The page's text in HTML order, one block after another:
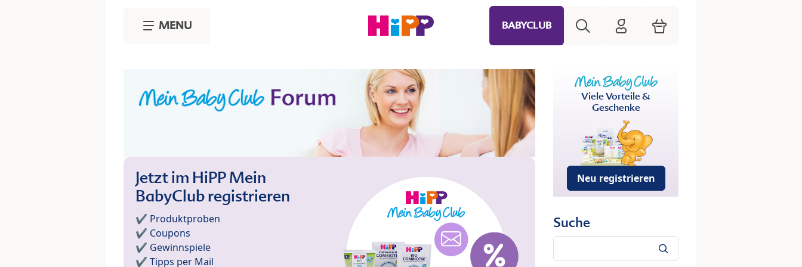
MENU BABYCLUB HiPP Mein Babyclub
Warenkorb
Jetzt im HiPP Mein
BabyClub registrieren
✔️ Produktproben
✔️ Coupons
✔️ Gewinnspiele
✔️ Tipps per Mail
Viele Vorteile &
Geschenke
Neu registrieren
Suche